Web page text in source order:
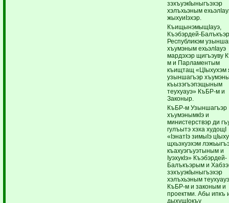
зэхъуэкIыныгъэхэр
хэлъхьэным
жыхуиIэхэр.
КъищынэмыщIауэ,
Къэбэрдей-
Республикэм
хъумэным ехьэлIауэ
мардэхэр щигъэуву
м и Парламентым
къищтащ «ЦIыхухэм
узыншагъэр
къызэгъэпэщыным
теухуауэ» КъБР-м и
Законыр.
КъБР-м Узыншагъэр
хъумэнымкIэ и
министерствэр ди
гулъытэ хэха худощI
«IэнатIэ зимыIэ цIыху
щхьэхуэхэм
къахуэгъуэтыным и
IуэхукIэ» Къэбэрдей-
Балъкъэрым и
зэхъуэкIыныгъэхэр
хэлъхьэным
КъБР-м и законым и
проектми. Абы ипкъ
дыхущIокъу